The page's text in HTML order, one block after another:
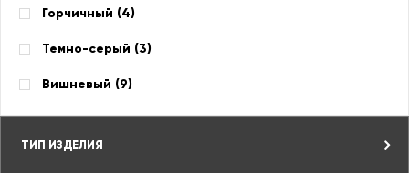
Горчичный (4)
Темно-серый (3)
Вишневый (9)
ТИП ИЗДЕЛИЯ